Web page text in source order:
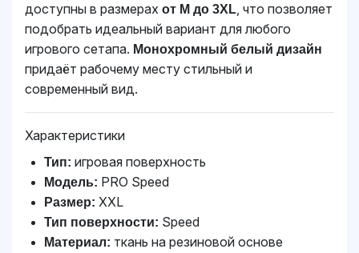
доступны в размерах от M до 3XL, что позволяет
подобрать идеальный вариант для любого
игрового сетапа. Монохромный белый дизайн
придаёт рабочему месту стильный и
современный вид.
Характеристики
Тип: игровая поверхность
Модель: PRO Speed
Размер: XXL
Тип поверхности: Speed
Материал: ткань на резиновой основе